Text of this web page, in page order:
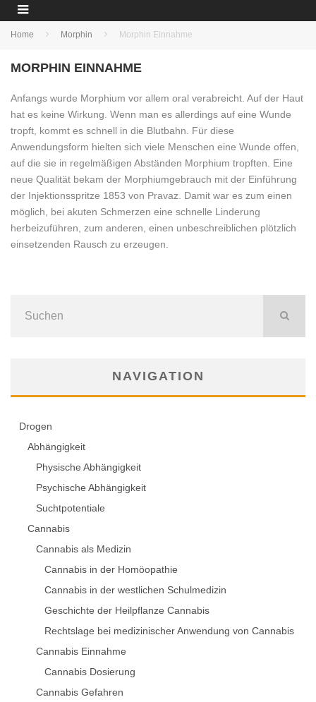
Home Morphin Morphin Einnahme
MORPHIN EINNAHME
Anfangs wurde Morphium vor allem oral verabreicht. Auf der Haut
hat es keine Wirkung. Wenn man es allerdings auf eine Wunde
tropft, kommt es schnell in die Blutbahn. Für diese
Anwendungsform hielten sich viele Menschen eine Wunde offen,
auf die sie in regelmäßigen Abständen Morphium tropften. Eine
neue Qualität bekam der Morphiumgebrauch mit der Einführung
der Injektionsspritze 1853 von Pravaz. Damit war es zum einen
möglich, bei akuten Schmerzen eine schnelle Linderung
herbeizuführen, zum anderen, einen unbeschreiblichen plötzlich
einsetzenden Rausch zu erzeugen.
NAVIGATION
Drogen
Abhängigkeit
Physische Abhängigkeit
Psychische Abhängigkeit
Suchtpotentiale
Cannabis
Cannabis als Medizin
Cannabis in der Homöopathie
Cannabis in der westlichen Schulmedizin
Geschichte der Heilpflanze Cannabis
Rechtslage bei medizinischer Anwendung von Cannabis
Cannabis Einnahme
Cannabis Dosierung
Cannabis Gefahren